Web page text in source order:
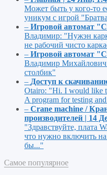
Может быть у кого-то
уникум с игрой
– Игровой автомат
Владимир: "Нужэн
не рабочий чисто
– Игровой автомат
Владимир
столбик"
– Доступ к
Otairo: "Hi. I would like
A program for testing
– Crane machine /
производителей | 14
"Здравствуйте, плата
что нужно включить
бы..."
Самое популярное